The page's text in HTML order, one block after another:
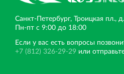
Санкт‐Петербург, Троицкая пл.,
Пн‐пт с 9:00 до 18:00
Если у вас есть вопросы
+7 (812) 326-29-29 или